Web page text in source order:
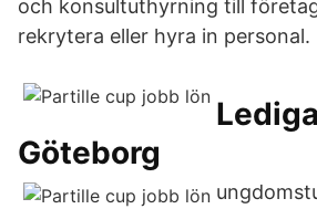
och konsultuthyrning till
rekrytera eller hyra in personal.
Göteborg